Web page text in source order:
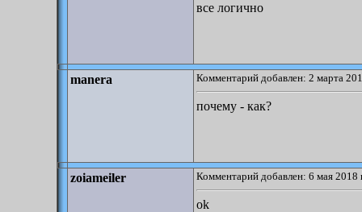
все логично
manera Комментарий добавлен: 2 марта
почему - как?
zoiameiler Комментарий добавлен: 6 мая 2018
ok